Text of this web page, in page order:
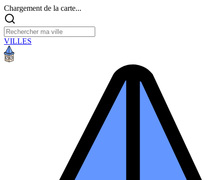
Chargement de la carte...
VILLES